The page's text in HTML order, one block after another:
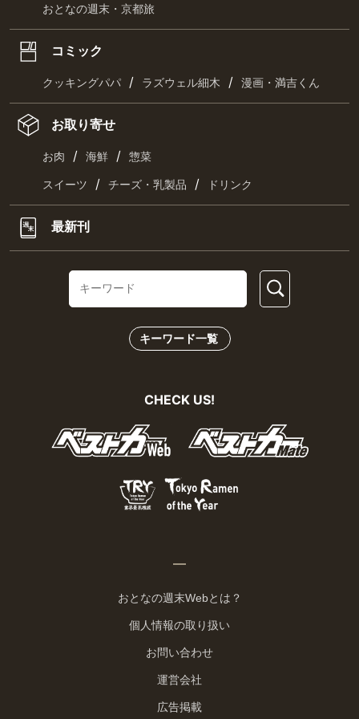
おとなの週末・京都旅
コミック
クッキングパパ / ラズウェル細木 / 漫画・満吉くん
お取り寄せ
お肉 / 海鮮 / 惣菜
スイーツ / チーズ・乳製品 / ドリンク
最新刊
キーワード一覧
CHECK US!
おとなの週末Webとは？
個人情報の取り扱い
お問い合わせ
運営会社
広告掲載